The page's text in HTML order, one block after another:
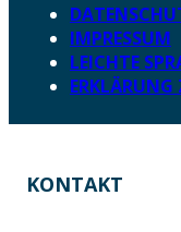
IMPRESSUM
LEICHTE
ERKLÄRUNG
KONTAKT